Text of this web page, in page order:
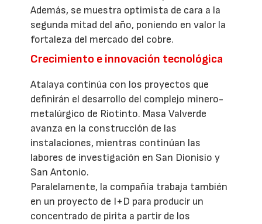
Además, se muestra optimista de cara a la
segunda mitad del año, poniendo en valor la
fortaleza del mercado del cobre.
Crecimiento e innovación tecnológica
Atalaya continúa con los proyectos que
definirán el desarrollo del complejo minero-
metalúrgico de Riotinto. Masa Valverde
avanza en la construcción de las
instalaciones, mientras continúan las
labores de investigación en San Dionisio y
San Antonio.
Paralelamente, la compañía trabaja también
en un proyecto de I+D para producir un
concentrado de pirita a partir de los